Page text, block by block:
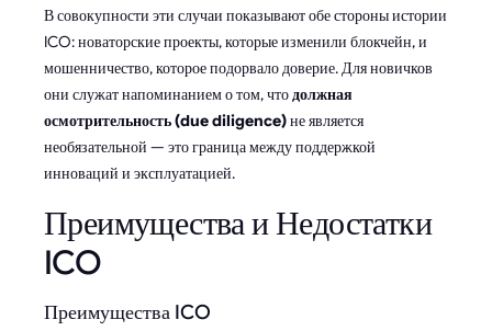
В совокупности эти случаи показывают обе стороны истории
ICO: новаторские проекты, которые изменили блокчейн, и
мошенничество, которое подорвало доверие. Для новичков
они служат напоминанием о том, чтодолжная
осмотрительность (due diligence)не является
необязательной — это граница между поддержкой
инноваций и эксплуатацией.
Преимущества и Недостатки
ICO
Преимущества ICO